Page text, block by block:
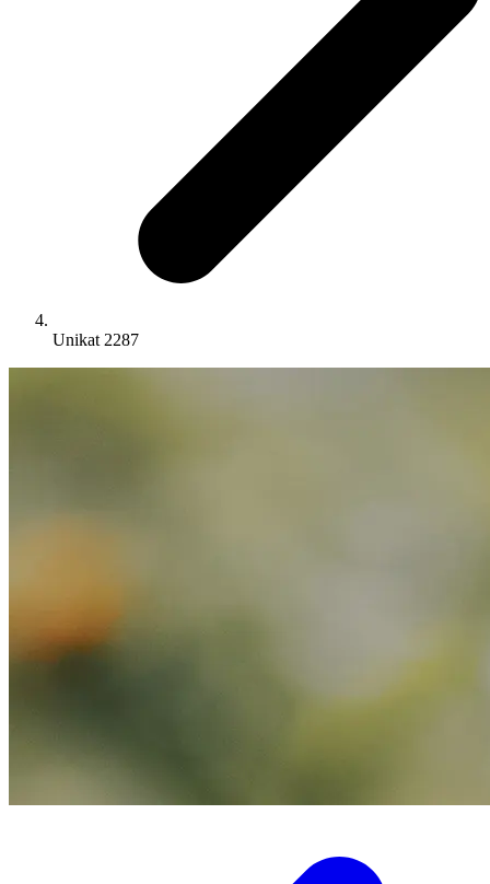
Unikat 2287